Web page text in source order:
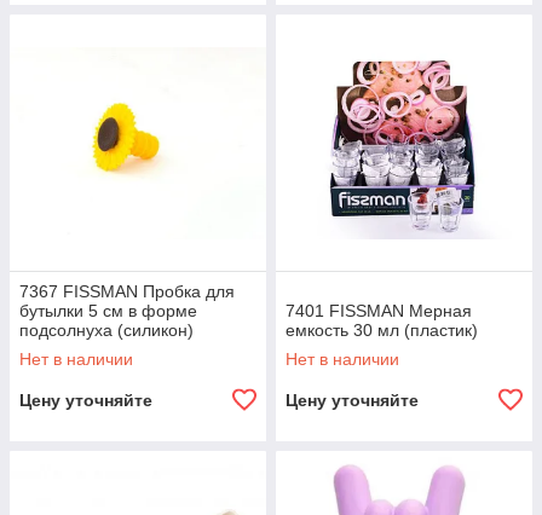
7367 FISSMAN Пробка для
бутылки 5 см в форме
подсолнуха (силикон)
Нет в наличии
Цену уточняйте
7401 FISSMAN Мерная
емкость 30 мл (пластик)
Нет в наличии
Цену уточняйте